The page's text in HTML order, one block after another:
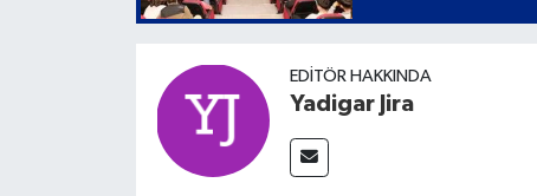
EDITÖR HAKKINDA
Yadigar Jira